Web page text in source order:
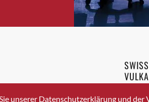
Bülach
Cazis
Crissier
Davos Platz
43 336 40 20
8048
unserer Datenschutzerklärung und der